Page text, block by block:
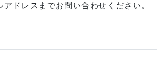
ドレスまでお問い合わせください。